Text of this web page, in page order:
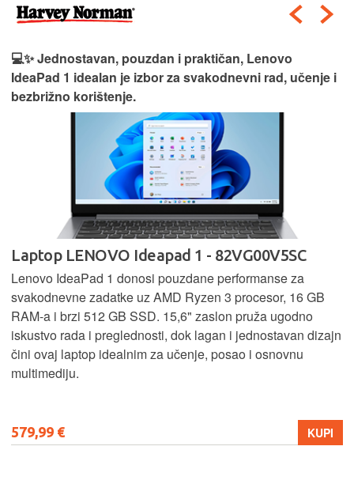
💻✨ Jednostavan, pouzdan i praktičan, Lenovo
IdeaPad 1 idealan je izbor za svakodnevni rad, učenje i
bezbrižno korištenje.
Laptop LENOVO Ideapad 1 - 82VG00V5SC
Lenovo IdeaPad 1 donosi pouzdane performanse za
svakodnevne zadatke uz AMD Ryzen 3 procesor, 16 GB
RAM-a i brzi 512 GB SSD. 15,6" zaslon pruža ugodno
iskustvo rada i preglednosti, dok lagan i jednostavan dizajn
čini ovaj laptop idealnim za učenje, posao i osnovnu
multimediju.
579,99 € KUPI